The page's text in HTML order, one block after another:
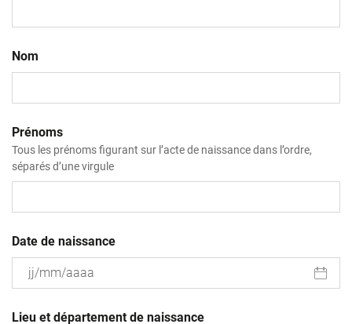
Nom
Prénoms
Tous les prénoms figurant sur l’acte de naissance dans l’ordre,
séparés d’une virgule
Date de naissance
slash
Lieu et département de naissance